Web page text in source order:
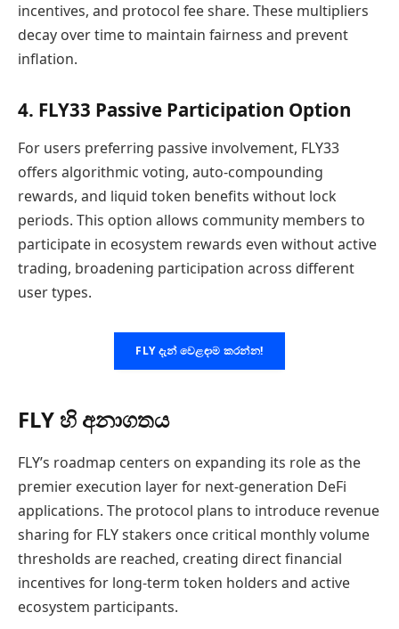
incentives, and protocol fee share. These multipliers
decay over time to maintain fairness and prevent
inflation.
4. FLY33 Passive Participation Option
For users preferring passive involvement, FLY33
offers algorithmic voting, auto-compounding
rewards, and liquid token benefits without lock
periods. This option allows community members to
participate in ecosystem rewards even without active
trading, broadening participation across different
user types.
FLY දැන් වෙළඳාම කරන්න!
FLY හි අනාගතය
FLY’s roadmap centers on expanding its role as the
premier execution layer for next-generation DeFi
applications. The protocol plans to introduce revenue
sharing for FLY stakers once critical monthly volume
thresholds are reached, creating direct financial
incentives for long-term token holders and active
ecosystem participants.